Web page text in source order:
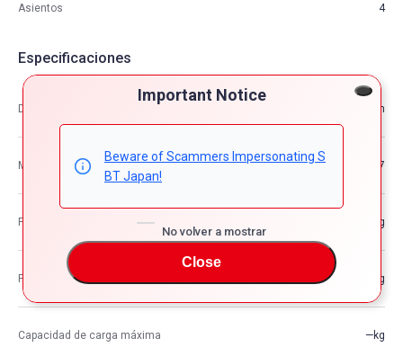
Important Notice
Beware of Scammers Impersonating S
BT Japan!
No volver a mostrar
Close
Asientos 4
Especificaciones
Dimensión 4.58m×1.91m×1.33m
M3 11.57
Peso del vehículo —kg
Peso bruto del vehículo —kg
Capacidad de carga máxima —kg